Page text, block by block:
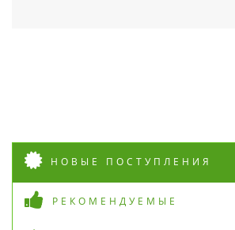
НОВЫЕ ПОСТУПЛЕНИЯ
РЕКОМЕНДУЕМЫЕ